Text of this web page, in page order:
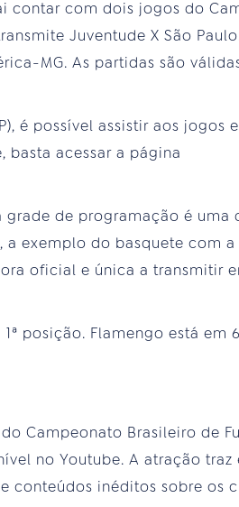
contar com dois jogos do
Juventude X São
MG. As partidas são
é possível assistir aos jogos
basta acessar a página
de programação é uma
exemplo do basquete com a
oficial e única a transmitir
posição. Flamengo está em
Campeonato Brasileiro de
no Youtube. A atração traz
conteúdos inéditos sobre os